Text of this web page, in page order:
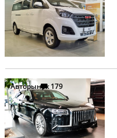
Авторынок179